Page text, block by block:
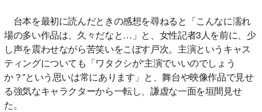
台本を最初に読んだときの感想を尋ねると「こんなに濡れ
場の多い作品は、久々だなと…」と、女性記者3人を前に、少
し声を震わせながら苦笑いをこぼす戸次。主演というキャス
ティングについても「ワタクシが“主演でいいのでしょう
か？”という思いは常にあります」と、舞台や映像作品で見せ
る強気なキャラクターから一転し、謙虚な一面を垣間見せ
た。